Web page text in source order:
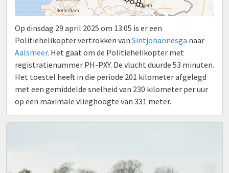
Op dinsdag 29 april 2025 om 13:05 is er een
Politiehelikopter vertrokken van Sintjohannesga naar
Aalsmeer. Het gaat om de Politiehelikopter met
registratienummer PH-PXY. De vlucht duurde 53 minuten.
Het toestel heeft in die periode 201 kilometer afgelegd
met een gemiddelde snelheid van 230 kilometer per uur
op een maximale vlieghoogte van 331 meter.